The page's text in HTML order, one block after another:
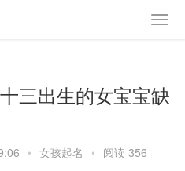
三出生的女宝宝缺
• 女孩起名 • 阅读 356